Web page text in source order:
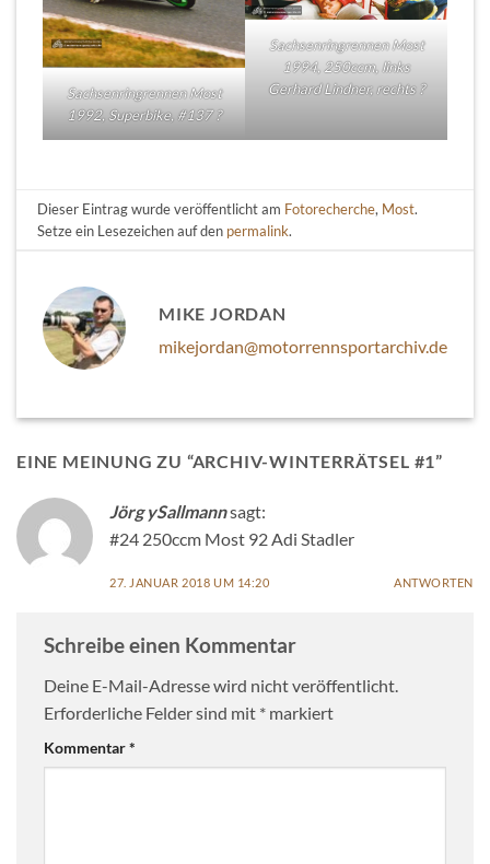
Sachsenringrennen Most
1992, Superbike, #137 ?
Sachsenringrennen Most
1994, 250ccm, links
Gerhard Lindner, rechts ?
Dieser Eintrag wurde veröffentlicht am Fotorecherche, Most.
Setze ein Lesezeichen auf den permalink.
MIKE JORDAN
mikejordan@motorrennsportarchiv.de
EINE MEINUNG ZU “ARCHIV-WINTERRÄTSEL #1”
Jörg ySallmannsagt:
#24 250ccm Most 92 Adi Stadler
27. JANUAR 2018 UM 14:20 ANTWORTEN
Schreibe einen Kommentar
Deine E-Mail-Adresse wird nicht veröffentlicht.
Erforderliche Felder sind mit * markiert
Kommentar*